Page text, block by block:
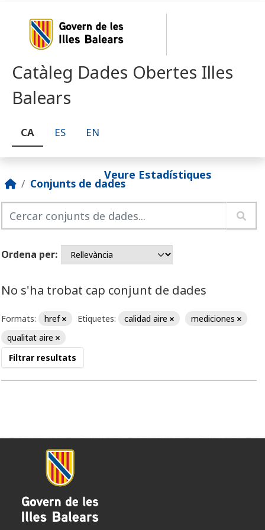
Catàleg Dades Obertes Illes
Balears
CA ES EN
Veure Estadístiques
Conjunts de dades
Ordena per
No s'ha trobat cap conjunt de dades
Formats: href Etiquetes: calidad aire
mediciones
qualitat aire
Filtrar resultats